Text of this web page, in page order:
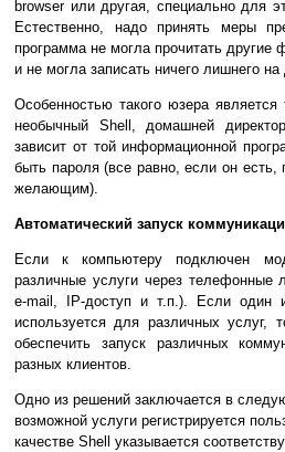
browser или другая, специально для
Естественно, надо принять меры
программа не могла прочитать
и не могла записать ничего лишнего на
Особенностью такого юзера
необычный Shell, домашней
зависит от той информационной
быть пароля (все равно, если он есть,
желающим).
Автоматический запуск
Если к компьютеру подключен
различные услуги через телефонные
e-mail, IP-доступ и т.п.). Если один
используется для различных услуг,
обеспечить запуск различных
разных клиентов.
Одно из решений заключается в
возможной услуги регистрируется
качестве Shell указывается